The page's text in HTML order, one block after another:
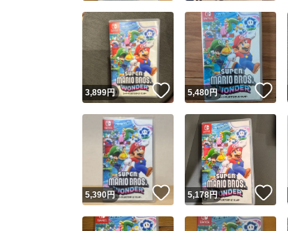
3,899円 いいね！
5,480円
5,390円 いいね！
5,178円